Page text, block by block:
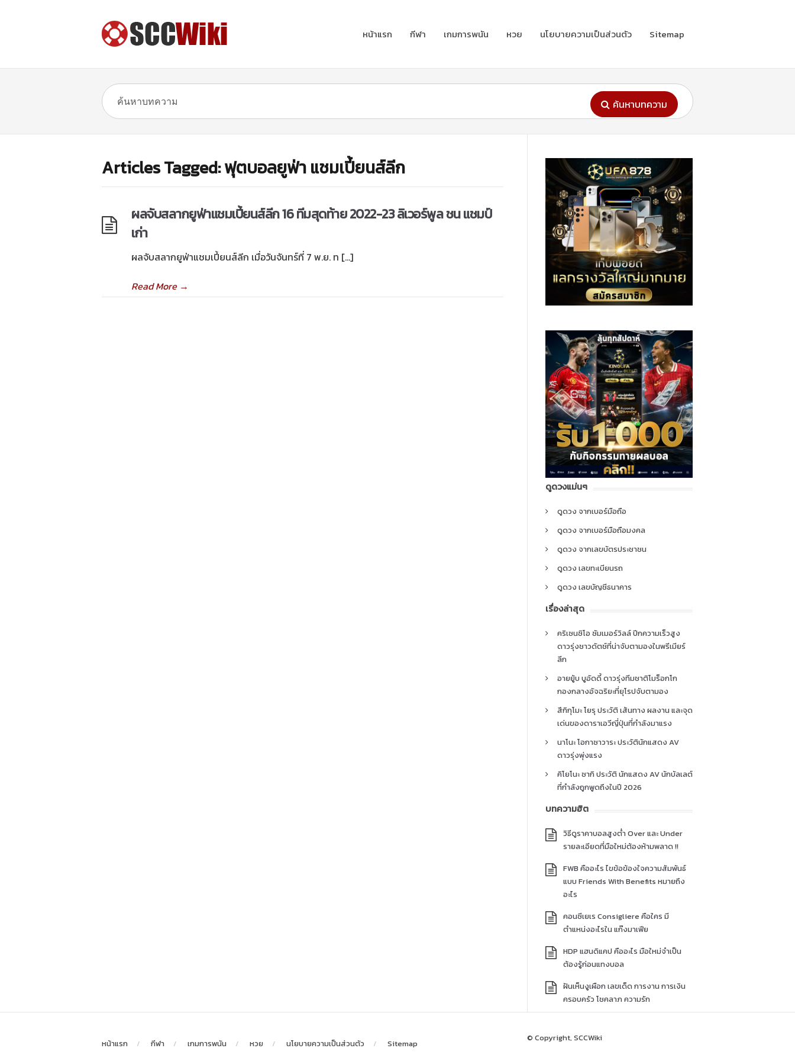
หน้าแรก กีฬา เกมการพนัน หวย นโยบายความเป็นส่วนตัว Sitemap
ค้นหาบทความ
Articles Tagged: ฟุตบอลยูฟ่า แชมเปี้ยนส์ลีก
ผลจับสลากยูฟ่าแชมเปี้ยนส์ลีก 16 ทีมสุดท้าย 2022-23 ลิเวอร์พูล ชน แชมป์
เก่า
ผลจับสลากยูฟ่าแชมเปี้ยนส์ลีก เมื่อวันจันทร์ที่ 7 พ.ย. ท […]
Read More→
ดูดวงแม่นๆ
ดูดวง จากเบอร์มือถือ
ดูดวง จากเบอร์มือถือมงคล
ดูดวง จากเลขบัตรประชาชน
ดูดวง เลขทะเบียนรถ
ดูดวง เลขบัญชีธนาคาร
เรื่องล่าสุด
คริเซนซิโอ ซัมเมอร์วิลล์ ปีกความเร็วสูง
ดาวรุ่งชาวดัตช์ที่น่าจับตามองในพรีเมียร์
ลีก
อายยู้บ บูอัดดี้ ดาวรุ่งทีมชาติโมร็อกโก
กองกลางอัจฉริยะที่ยุโรปจับตามอง
สึกิกุโมะ โยรุ ประวัติ เส้นทาง ผลงาน และจุด
เด่นของดาราเอวีญี่ปุ่นที่กำลังมาแรง
นาโนะ โอกาซาวาระ ประวัตินักแสดง AV
ดาวรุ่งพุ่งแรง
คิโยโนะ ซากิ ประวัติ นักแสดง AV นักบัลเลต์
ที่กำลังถูกพูดถึงในปี 2026
บทความฮิต
วิธีดูราคาบอลสูงต่ำ Over และ Under
รายละเอียดที่มือใหม่ต้องห้ามพลาด !!
FWB คืออะไร ไขข้อข้องใจความสัมพันธ์
แบบ Friends With Benefits หมายถึง
อะไร
คอนซีเยเร Consigliere คือใคร มี
ตำแหน่งอะไรใน แก๊งมาเฟีย
HDP แฮนดิแคป คืออะไร มือใหม่จำเป็น
ต้องรู้ก่อนแทงบอล
ฝันเห็นงูเผือก เลขเด็ด การงาน การเงิน
ครอบครัว โชคลาภ ความรัก
หน้าแรก กีฬา เกมการพนัน หวย นโยบายความเป็นส่วนตัว Sitemap
© Copyright, SCCWiki